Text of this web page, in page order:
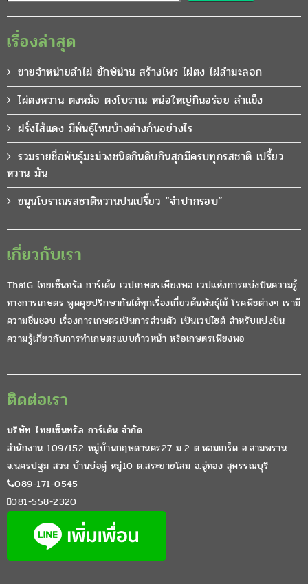
เรื่องล่าสุด
ขายจำหน่ายลำไผ่ ยักษ์น่าน สร้างไพร ไผ่ตง ไผ่ลำมะลอก
ไผ่ตงหวาน ตงหม้อ ตงโบราณ หน่อใหญ่กินอร่อย ลำแข็ง
ฝรั่งไส้แดง มีพันธุ์ไหนบ้างต่างกันอย่างไร
รวมรายชื่อพันธุ์มะม่วงชนิดกินดิบกินสุกมีครบทุกรสชาติ เปรี้ยว
หวาน มัน
ขนุนโบราณรสชาติหวานปนเปรี้ยว “จำปากรอบ”
เกี่ยวกับเรา
ThaiG ไทยเซ็นทรัล การ์เด้น เวปเกษตรเพียงพอ เวปแห่งการแบ่งปันความรู้
ทางการเกษตร พูดคุยปรึกษากันได้ทุกเรื่องเกี่ยวต้นพันธุ์ไม้ โรคพืชต่างๆ เรามี
ความชื่นชอบ เรื่องการเกษตรเป็นการส่วนตัว เป็นเวปไซต์ สำหรับแบ่งปัน
ความรู้เกี่ยวกับการทำเกษตรแบบก้าวหน้า หรือเกษตรเพียงพอ
ติดต่อเรา
บริษัท ไทยเซ็นทรัล การ์เด้น จำกัด
สำนักงาน 109/152 หมู่บ้านกฤษดานคร27 ม.2 ต.หอมเกร็ด อ.สามพราน
จ.นครปฐม สวน บ้านบ่อคู่ หมู่10 ต.สระยายโสม อ.อู่ทอง สุพรรณบุรี
089-171-0545
081-558-2320